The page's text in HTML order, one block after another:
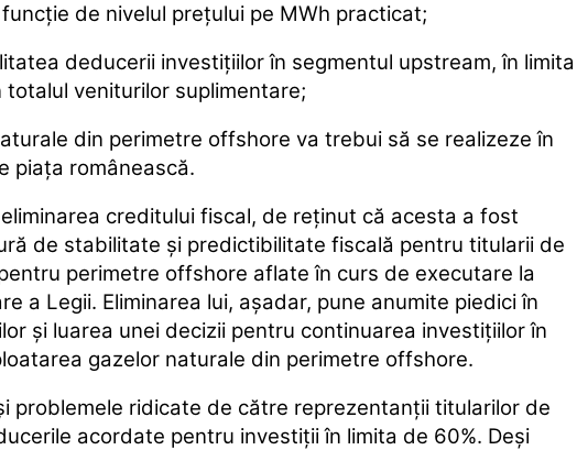
funcţie de nivelul preţului pe MWh practicat;
deducerii investiţiilor în segmentul upstream, în limita
totalul veniturilor suplimentare;
din perimetre offshore va trebui să se realizeze în
piața românească.
creditului fiscal, de reţinut că acesta a fost
de stabilitate şi predictibilitate fiscală pentru titularii de
perimetre offshore aflate în curs de executare la
a Legii. Eliminarea lui, aşadar, pune anumite piedici în
şi luarea unei decizii pentru continuarea investiţiilor în
gazelor naturale din perimetre offshore.
problemele ridicate de către reprezentanții titularilor de
acordate pentru investiții în limita de 60%. Deși